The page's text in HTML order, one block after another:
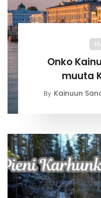
Onko
muuta
By Kainuun